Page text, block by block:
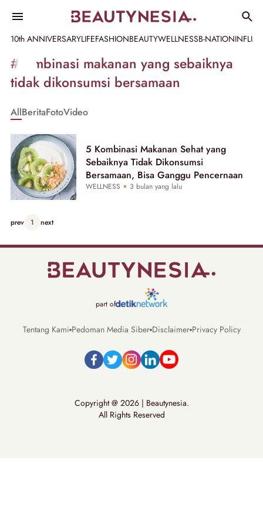
10th ANNIVERSARYLIFEFASHIONBEAUTYWELLNESSB-NATION
Informasi
[GET_DATA_TITLE]
Beautynesia
#kombinasi makanan yang sebaiknya
tidak dikonsumsi bersamaan
AllBeritaFotoVideo
5 Kombinasi Makanan Sehat yang
Sebaiknya Tidak Dikonsumsi
Bersamaan, Bisa Ganggu Pencernaan
WELLNESS 3 bulan yang lalu
prev 1 next
part of
Tentang Kami Pedoman Media Siber Disclaimer Privacy Policy
Copyright @ 2026 | Beautynesia.
All Rights Reserved